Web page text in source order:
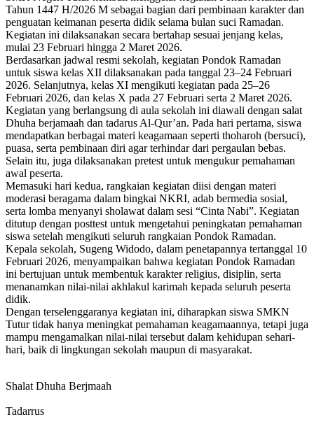
Tahun 1447 H/2026 M sebagai bagian dari pembinaan karakter dan
penguatan keimanan peserta didik selama bulan suci Ramadan.
Kegiatan ini dilaksanakan secara bertahap sesuai jenjang kelas,
mulai 23 Februari hingga 2 Maret 2026.
Berdasarkan jadwal resmi sekolah, kegiatan Pondok Ramadan
untuk siswa kelas XII dilaksanakan pada tanggal 23–24 Februari
2026. Selanjutnya, kelas XI mengikuti kegiatan pada 25–26
Februari 2026, dan kelas X pada 27 Februari serta 2 Maret 2026.
Kegiatan yang berlangsung di aula sekolah ini diawali dengan salat
Dhuha berjamaah dan tadarus Al-Qur’an. Pada hari pertama, siswa
mendapatkan berbagai materi keagamaan seperti thoharoh (bersuci),
puasa, serta pembinaan diri agar terhindar dari pergaulan bebas.
Selain itu, juga dilaksanakan pretest untuk mengukur pemahaman
awal peserta.
Memasuki hari kedua, rangkaian kegiatan diisi dengan materi
moderasi beragama dalam bingkai NKRI, adab bermedia sosial,
serta lomba menyanyi sholawat dalam sesi “Cinta Nabi”. Kegiatan
ditutup dengan posttest untuk mengetahui peningkatan pemahaman
siswa setelah mengikuti seluruh rangkaian Pondok Ramadan.
Kepala sekolah, Sugeng Widodo, dalam penetapannya tertanggal 10
Februari 2026, menyampaikan bahwa kegiatan Pondok Ramadan
ini bertujuan untuk membentuk karakter religius, disiplin, serta
menanamkan nilai-nilai akhlakul karimah kepada seluruh peserta
didik.
Dengan terselenggaranya kegiatan ini, diharapkan siswa SMKN
Tutur tidak hanya meningkat pemahaman keagamaannya, tetapi juga
mampu mengamalkan nilai-nilai tersebut dalam kehidupan sehari-
hari, baik di lingkungan sekolah maupun di masyarakat.
Shalat Dhuha Berjmaah
Tadarrus